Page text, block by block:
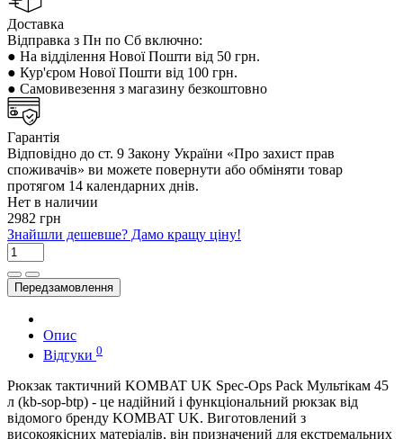
Доставка
Відправка з Пн по Сб включно:
● На відділення Нової Пошти від 50 грн.
● Кур'єром Нової Пошти від 100 грн.
● Самовивезення з магазину безкоштовно
Гарантія
Відповідно до ст. 9 Закону України «Про захист прав
споживачів» ви можете повернути або обміняти товар
протягом 14 календарних днів.
Нет в наличии
2982 грн
Знайшли дешевше? Дамо кращу ціну!
Передзамовлення
Опис
Відгуки 0
Рюкзак тактичний KOMBAT UK Spec-Ops Pack Мультікам 45
л (kb-sop-btp) - це надійний і функціональний рюкзак від
відомого бренду KOMBAT UK. Виготовлений з
високоякісних матеріалів, він призначений для екстремальних